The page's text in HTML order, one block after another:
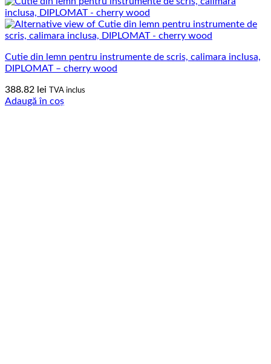
Cutie din lemn pentru instrumente de scris, calimara inclusa,
DIPLOMAT – cherry wood
388.82 lei TVA inclus
Adaugă în coș